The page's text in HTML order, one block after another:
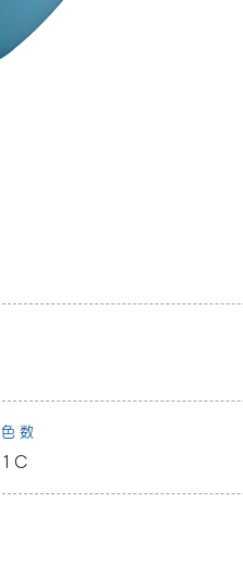
色数
1C